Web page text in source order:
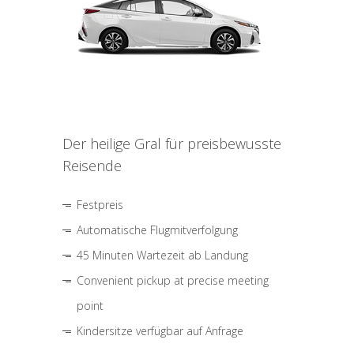
Der heilige Gral für preisbewusste
Reisende
Festpreis
Automatische Flugmitverfolgung
45 Minuten Wartezeit ab Landung
Convenient pickup at precise meeting
point
Kindersitze verfügbar auf Anfrage